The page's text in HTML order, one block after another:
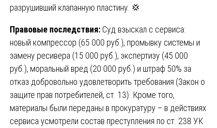
разрушивший клапанную пластину. 💢
Правовые последствия: Суд взыскал с сервиса:
новый компрессор (65 000 руб.), промывку системы и
замену ресивера (15 000 руб.), экспертизу (45 000
руб.), моральный вред (20 000 руб.) и штраф 50% за
отказ добровольно удовлетворить требования (Закон о
защите прав потребителей, ст. 13). Кроме того,
материалы были переданы в прокуратуру – в действиях
сервиса усмотрели состав преступления по ст. 238 УК